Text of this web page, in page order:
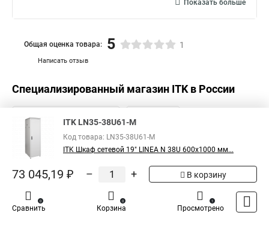
Показать больше
Написать отзыв
Общая оценка товара: 5 1
Специализированный магазин ITKв России
ITK LN35-38U61-M
Код товара: LN35-38U61-M
ITK Шкаф сетевой 19" LINEA N 38U 600х1000 мм...
73 045,19 ₽ – + В корзину
Сравнить
0
Корзина
0
Просмотрено
1